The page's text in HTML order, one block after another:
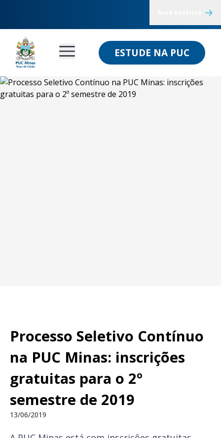
ESTUDE NA PUC
Processo Seletivo Contínuo
na PUC Minas: inscrições
gratuitas para o 2º
semestre de 2019
13/06/2019